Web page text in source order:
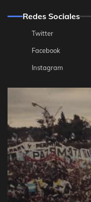
Redes Sociales
Twitter
Facebook
Instagram